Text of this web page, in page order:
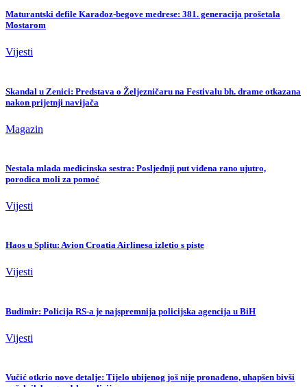
Maturantski defile Karađoz-begove medrese: 381. generacija prošetala
Mostarom
Vijesti
Skandal u Zenici: Predstava o Željezničaru na Festivalu bh. drame otkazana
nakon prijetnji navijača
Magazin
Nestala mlada medicinska sestra: Posljednji put viđena rano ujutro,
porodica moli za pomoć
Vijesti
Haos u Splitu: Avion Croatia Airlinesa izletio s piste
Vijesti
Budimir: Policija RS-a je najspremnija policijska agencija u BiH
Vijesti
Vučić otkrio nove detalje: Tijelo ubijenog još nije pronađeno, uhapšen bivši